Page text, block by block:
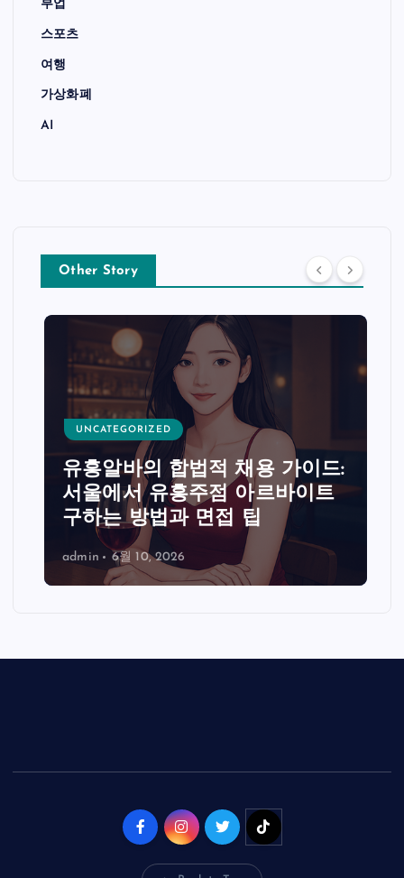
부업
스포츠
여행
가상화폐
AI
Other Story
UNCATEGORIZED
유흥알바의 합법적 채용 가이드:
서울에서 유흥주점 아르바이트
구하는 방법과 면접 팁
admin 6월 10, 2026